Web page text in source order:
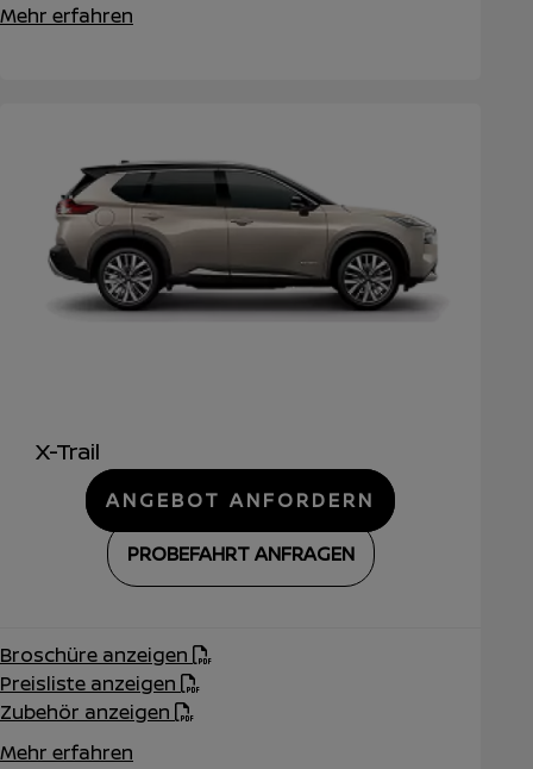
Mehr erfahren
X-Trail
ANGEBOT ANFORDERN
PROBEFAHRT ANFRAGEN
Broschüre anzeigen
Preisliste anzeigen
Zubehör anzeigen
Mehr erfahren